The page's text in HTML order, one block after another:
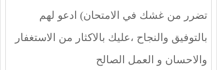
تضرر من غشك في الامتحان) ادعو لهم
بالتوفيق والنجاح ،عليك بالاكثار من الاستغفار
والاحسان و العمل الصالح